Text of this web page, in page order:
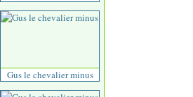
Gus le chevalier minus